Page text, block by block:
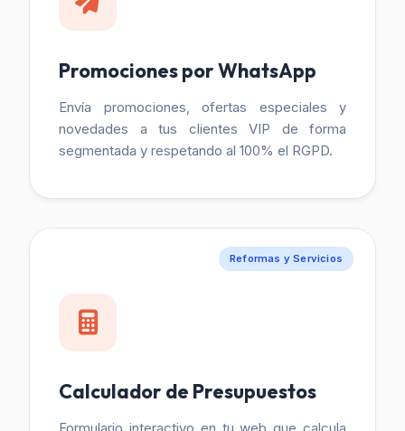
Promociones por WhatsApp
Envía promociones, ofertas especiales y
novedades a tus clientes VIP de forma
segmentada y respetando al 100% el RGPD.
Reformas y Servicios
Calculador de Presupuestos